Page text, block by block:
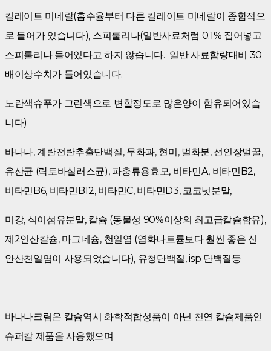
킬레이트 미네랄(흡수율부터 다른 킬레이트 미네랄이 종합적으
로 들어가 있습니다), 스피룰리나(일반사료처럼 0.1% 집어넣고
스피룰리나 들어있다고 하지 않습니다. 일반 사료함량대비 30
배이상수치가 들어있습니다.
노란색슈푸가 그린색으로 변할정도로 많은양이 함유되어있습
니다)
바나나, 계란전란추출단백질, 무화과, 현미, 벌화분, 선인장벌꿀,
유산균 (락토바실러스균), 파충류용효모, 비타민A, 비타민B2,
비타민B6, 비타민B12, 비타민C, 비타민D3, 코코넛분말,
미강, 식이섬유분말, 칼슘 (동물성 90%이상의 최고급칼슘함유),
제2인산칼슘, 마그네슘, 천일염 (염화나트륨보다 훨씬 좋은 신
안산천일염이 사용되었습니다), 유청단백질, isp 단백질등
바나나크림은 칼슘역시 화학적합성품이 아닌 천연 칼슘제품인
슈퍼칼 제품을 사용했으며